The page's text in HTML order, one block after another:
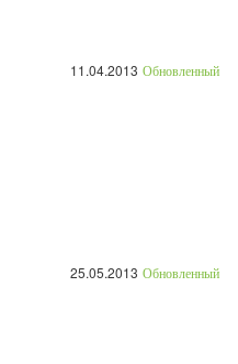
11.04.2013 Обновленный
25.05.2013 Обновленный